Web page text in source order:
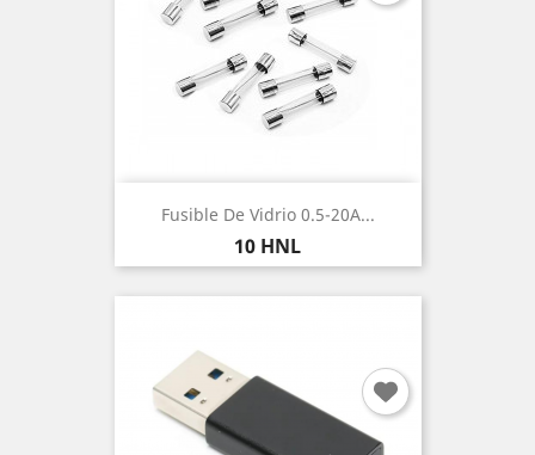
Fusible De Vidrio 0.5-20A...
Precio
10 HNL